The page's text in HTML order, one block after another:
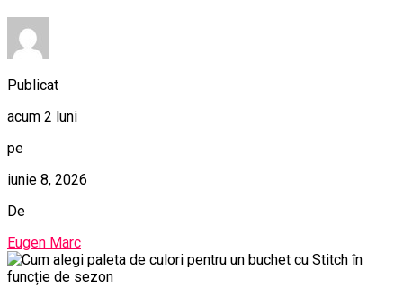
Publicat
acum 2 luni
pe
iunie 8, 2026
De
Eugen Marc